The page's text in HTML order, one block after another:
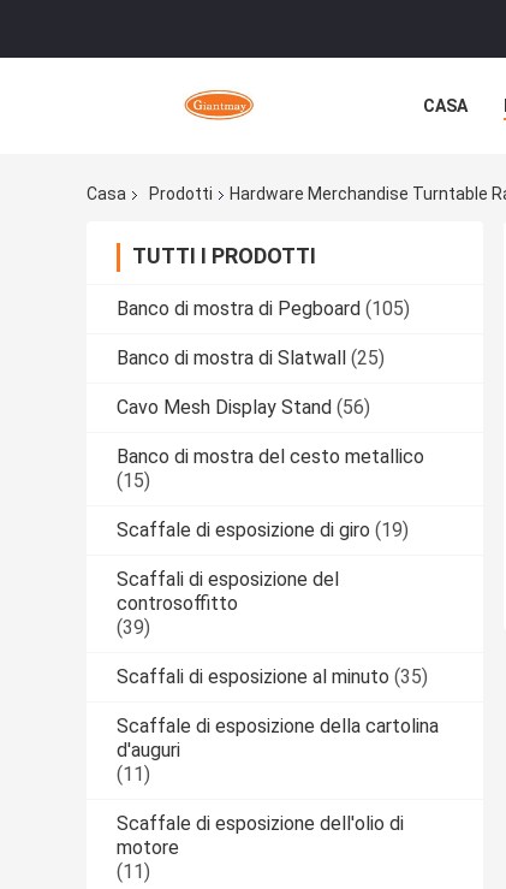
CASA
Casa Prodotti Hardware Merchandise Turntable
TUTTI I PRODOTTI
Banco di mostra di Pegboard (105)
Banco di mostra di Slatwall (25)
Cavo Mesh Display Stand (56)
Banco di mostra del cesto metallico
(15)
Scaffale di esposizione di giro (19)
Scaffali di esposizione del
controsoffitto
(39)
Scaffali di esposizione al minuto (35)
Scaffale di esposizione della cartolina
d'auguri
(11)
Scaffale di esposizione dell'olio di
motore
(11)